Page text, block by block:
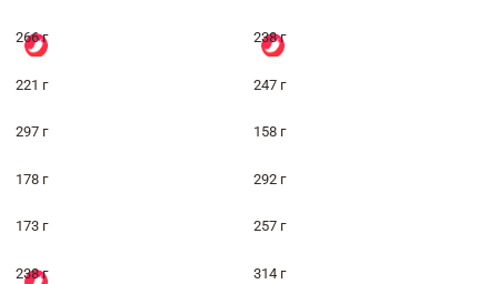
266 г 238 г
221 г 247 г
297 г 158 г
178 г 292 г
173 г 257 г
238 г 314 г